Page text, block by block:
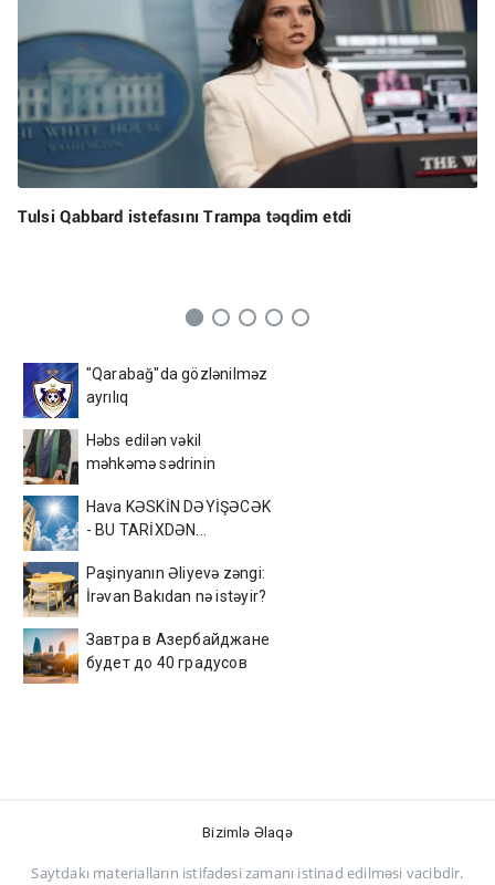
Tulsi Qabbard istefasını Trampa təqdim etdi
"Qarabağ"da gözlənilməz
ayrılıq
Həbs edilən vəkil
məhkəmə sədrinin
Hava KƏSKİN DƏYİŞƏCƏK
- BU TARİXDƏN...
Paşinyanın Əliyevə zəngi:
İrəvan Bakıdan nə istəyir?
Завтра в Азербайджане
будет до 40 градусов
Bizimlə Əlaqə
Saytdakı materialların istifadəsi zamanı istinad edilməsi vacibdir.